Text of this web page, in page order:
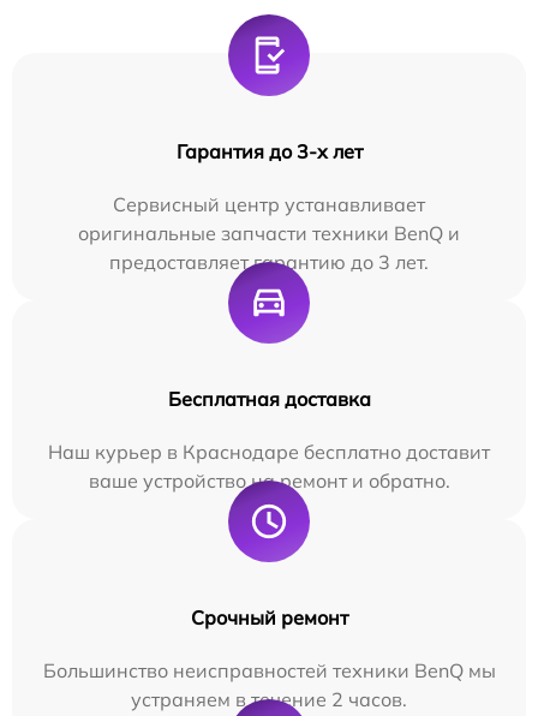
Гарантия до 3-х лет
Сервисный центр устанавливает
оригинальные запчасти техники BenQ и
предоставляет гарантию до 3 лет.
Бесплатная доставка
Наш курьер в Краснодаре бесплатно доставит
ваше устройство на ремонт и обратно.
Срочный ремонт
Большинство неисправностей техники BenQ мы
устраняем в течение 2 часов.